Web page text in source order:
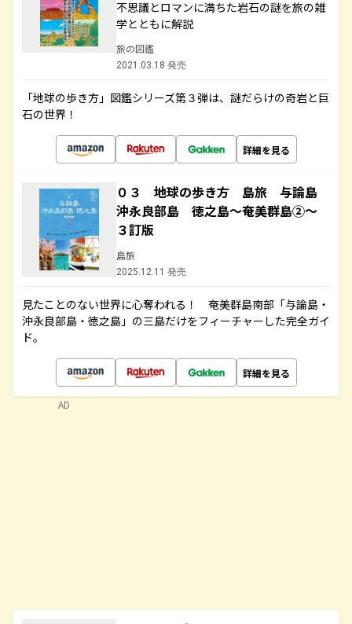
不思議とロマンに満ちた岩石の謎を旅の雑
学とともに解説
旅の図鑑
2021.03.18 発売
「地球の歩き方」図鑑シリーズ第３弾は、謎だらけの奇岩と巨
石の世界！
詳細を見る
０３ 地球の歩き方 島旅 与論島
沖永良部島 徳之島～奄美群島②～
３訂版
島旅
2025.12.11 発売
見たことのない世界に心奪われる！ 奄美群島南部「与論島・
沖永良部島・徳之島」の三島だけをフィーチャーした完全ガイ
ド。
詳細を見る
AD